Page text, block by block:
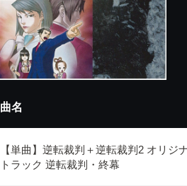
曲名
【単曲】逆転裁判＋逆転裁判2 オリジ
トラック 逆転裁判・終幕